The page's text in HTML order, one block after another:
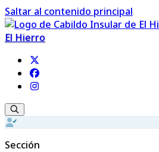
Saltar al contenido principal
El Hierro
Sección